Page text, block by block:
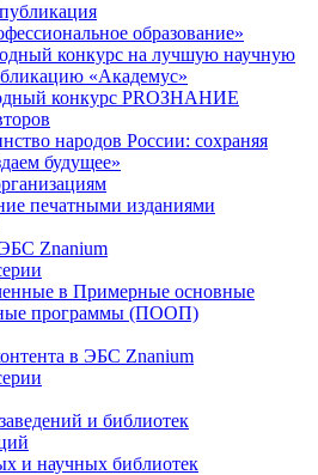
образование»
конкурс на лучшую научную
«Академус»
конкурс PROЗНАНИЕ
народов России: сохраняя
будущее»
печатными изданиями
Znanium
в Примерные основные
программы (ПООП)
в ЭБС Znanium
и библиотек
и научных библиотек